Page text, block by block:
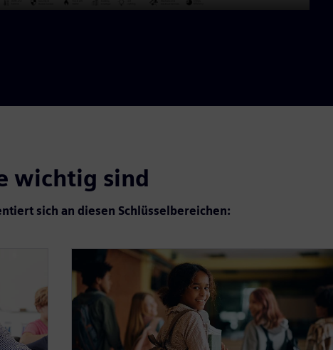
Play Mute Settings
PIP
Enter
wichtig sind
sich an diesen Schlüsselbereichen: